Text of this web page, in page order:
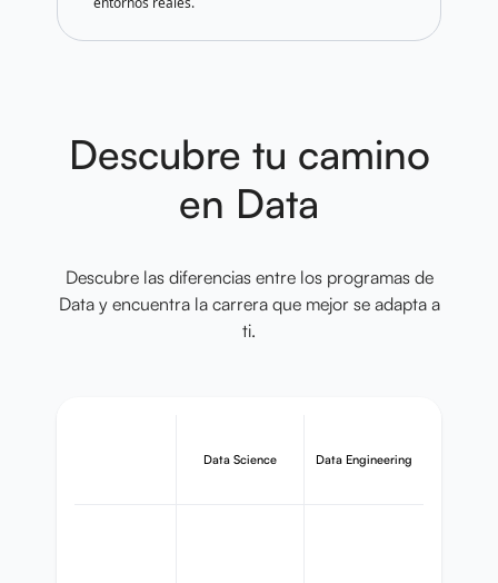
Descubre tu camino
en Data
Descubre las diferencias entre los programas de
Data y encuentra la carrera que mejor se adapta a
ti.
Data Science Data Engineering